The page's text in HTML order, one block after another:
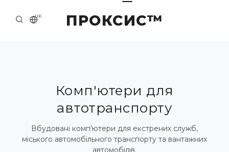
ПРОКСИС™
UK
ПРИКЛАДИ ТА РІШЕННЯ
КАТАЛОГ ПРОДУКЦІЇ
Комп'ютери для
автотранспорту
Вбудовані комп'ютери для екстрених служб,
міського автомобільного транспорту та вантажних
автомобілів.